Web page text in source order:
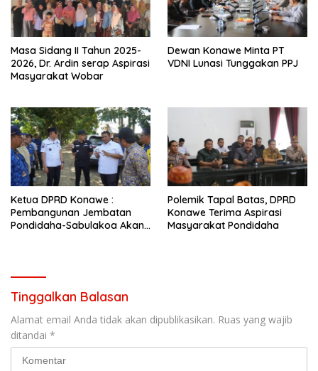
Masa Sidang II Tahun 2025-
2026, Dr. Ardin serap Aspirasi
Masyarakat Wobar
Dewan Konawe Minta PT
VDNI Lunasi Tunggakan PPJ
Ketua DPRD Konawe :
Pembangunan Jembatan
Pondidaha-Sabulakoa Akan
Polemik Tapal Batas, DPRD
Konawe Terima Aspirasi
Masyarakat Pondidaha
Tinggalkan Balasan
Alamat email Anda tidak akan dipublikasikan. Ruas yang wajib
ditandai *